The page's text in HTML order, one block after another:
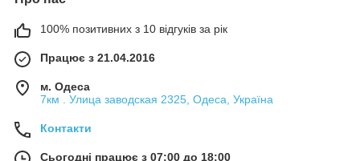
100% позитивних з 10 відгуків за рік
Працює з 21.04.2016
м. Одеса
7км . Улица заводская 2325, Одеса, Україна
Контакти
Сьогодні працює з 07:00 до 18:00